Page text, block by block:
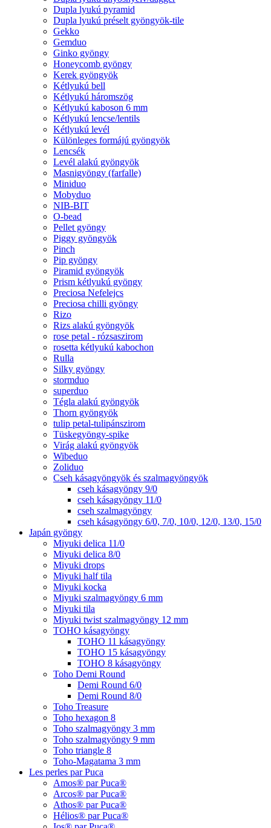
Dupla lyukú pyramid
Dupla lyukú préselt gyöngyök-tile
Gekko
Gemduo
Ginko gyöngy
Honeycomb gyöngy
Kerek gyöngyök
Kétlyukú bell
Kétlyukú háromszög
Kétlyukú kaboson 6 mm
Kétlyukú lencse/lentils
Kétlyukú levél
Különleges formájú gyöngyök
Lencsék
Levél alakú gyöngyök
Masnigyöngy (farfalle)
Miniduo
Mobyduo
NIB-BIT
O-bead
Pellet gyöngy
Piggy gyöngyök
Pinch
Pip gyöngy
Piramid gyöngyök
Prism kétlyukú gyöngy
Preciosa Nefelejcs
Preciosa chilli gyöngy
Rizo
Rizs alakú gyöngyök
rose petal - rózsaszirom
rosetta kétlyukú kabochon
Rulla
Silky gyöngy
stormduo
superduo
Tégla alakú gyöngyök
Thorn gyöngyök
tulip petal-tulipánszirom
Tüskegyöngy-spike
Virág alakú gyöngyök
Wibeduo
Zoliduo
Cseh kásagyöngyök és szalmagyöngyök
cseh kásagyöngy 9/0
cseh kásagyöngy 11/0
cseh szalmagyöngy
cseh kásagyöngy 6/0, 7/0, 10/0, 12/0, 13/0, 15/0
Japán gyöngy
Miyuki delica 11/0
Miyuki delica 8/0
Miyuki drops
Miyuki half tila
Miyuki kocka
Miyuki szalmagyöngy 6 mm
Miyuki tila
Miyuki twist szalmagyöngy 12 mm
TOHO kásagyöngy
TOHO 11 kásagyöngy
TOHO 15 kásagyöngy
TOHO 8 kásagyöngy
Toho Demi Round
Demi Round 6/0
Demi Round 8/0
Toho Treasure
Toho hexagon 8
Toho szalmagyöngy 3 mm
Toho szalmagyöngy 9 mm
Toho triangle 8
Toho-Magatama 3 mm
Les perles par Puca
Amos® par Puca®
Arcos® par Puca®
Athos® par Puca®
Hélios® par Puca®